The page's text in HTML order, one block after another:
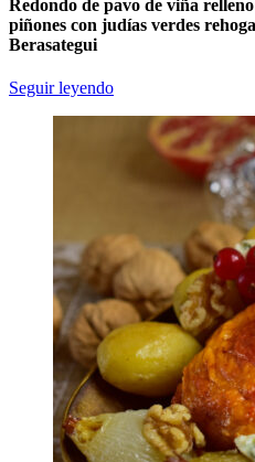
Redondo de pavo de viña
piñones con judías verdes
Berasategui
Seguir leyendo